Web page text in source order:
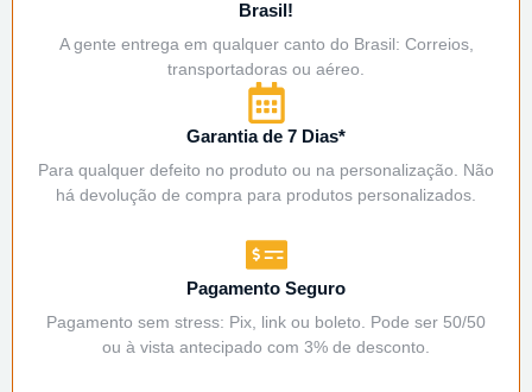
Brasil!
A gente entrega em qualquer canto do Brasil: Correios,
transportadoras ou aéreo.
Garantia de 7 Dias*
Para qualquer defeito no produto ou na personalização. Não
há devolução de compra para produtos personalizados.
Pagamento Seguro
Pagamento sem stress: Pix, link ou boleto. Pode ser 50/50
ou à vista antecipado com 3% de desconto.